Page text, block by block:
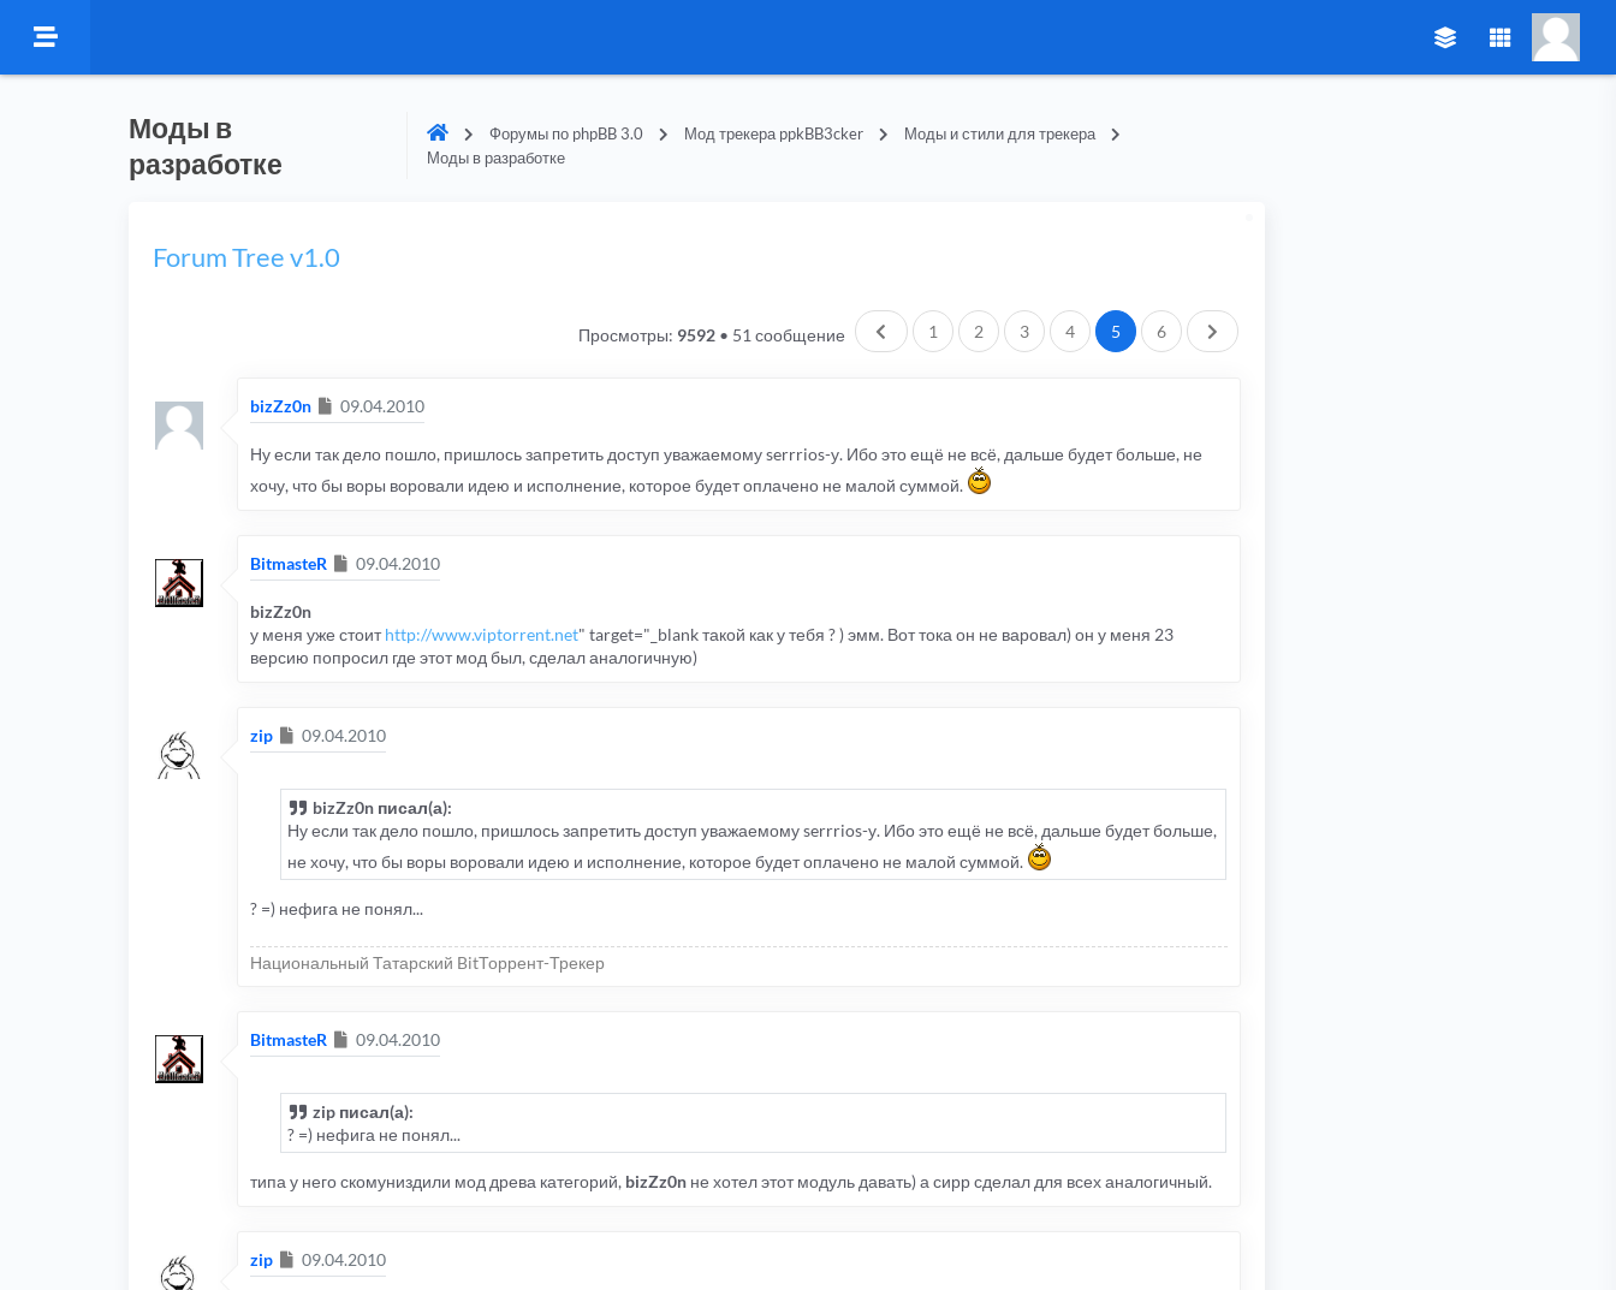
Моды в
разработке
Форумы по phpBB 3.0 Мод трекера ppkBB3cker
Моды и стили для трекера
Моды в разработке
Forum Tree v1.0
51 сообщение Пред.1 2 3 4 5 6 След.
Просмотры: 9592 •
bizZz0n Сообщение
09.04.2010
Ну если так дело пошло, пришлось запретить доступ уважаемому serrrios-у. Ибо это ещё не всё, дальше будет больше, не
хочу, что бы воры воровали идею и исполнение, которое будет оплачено не малой суммой.
BitmasteR Сообщение
09.04.2010
bizZz0n
у меня уже стоитhttp://www.viptorrent.net" target="_blank такой как у тебя ? ) эмм. Вот тока он не варовал) он у меня 23
версию попросил где этот мод был, сделал аналогичную)
zip Сообщение
09.04.2010
bizZz0n писал(а):
Ну если так дело пошло, пришлось запретить доступ уважаемому serrrios-у. Ибо это ещё не всё, дальше будет больше,
не хочу, что бы воры воровали идею и исполнение, которое будет оплачено не малой суммой.
? =) нефига не понял...
Национальный Татарский BitТоррент-Трекер
BitmasteR Сообщение
09.04.2010
zip писал(а):
? =) нефига не понял...
типа у него скомуниздили мод древа категорий, bizZz0n не хотел этот модуль давать) а сирр сделал для всех аналогичный.
zip Сообщение
09.04.2010